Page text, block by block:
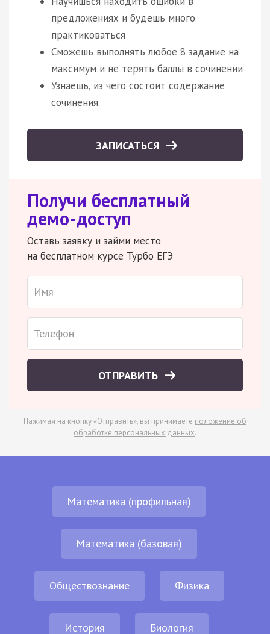
предложениях и будешь много
практиковаться
Сможешь выполнять любое 8 задание на
максимум и не терять баллы в сочинении
Узнаешь, из чего состоит содержание
сочинения
ЗАПИСАТЬСЯ
Получи бесплатный
демо-доступ
Оставь заявку и займи место
на бесплатном курсе Турбо ЕГЭ
ОТПРАВИТЬ
Нажимая на кнопку «Отправить», вы принимаете положение об
обработке персональных данных.
Математика (профильная)
Математика (базовая)
Обществознание Физика
История Биология